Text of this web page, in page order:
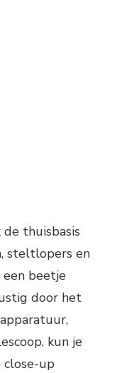
thuisbasis
steltlopers en
beetje
door het
kun je
close-up